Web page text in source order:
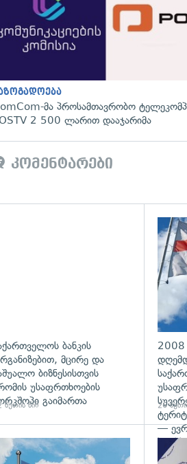
მა პროსამთავრობო
2 500 ლარით დააჯარიმა
კომენტარები
ბანკის
მცირე და
ბიზნესისთვის
უსაფრთხოების
გაიმართა
წუთის წინ
2008
—
26